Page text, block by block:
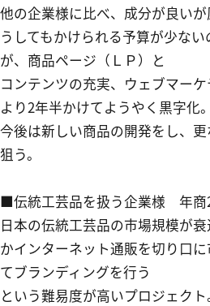
他の企業様に比べ、成分が良い
うしてもかけられる予算が少な
が、商品ページ（ＬＰ）と
コンテンツの充実、ウェブマー
より2年半かけてようやく黒字化。
今後は新しい商品の開発をし、
狙う。
■伝統工芸品を扱う企業様 年商
日本の伝統工芸品の市場規模が
かインターネット通販を切り口
てブランディングを行う
という難易度が高いプロジェク